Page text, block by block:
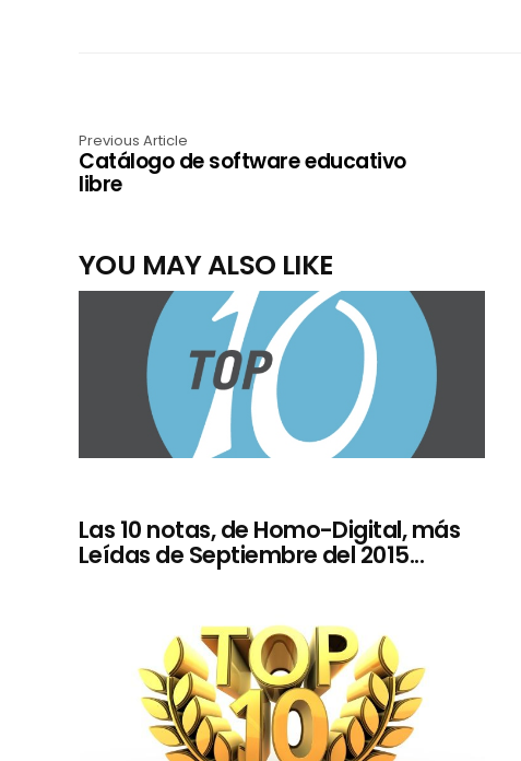
Previous Article
Catálogo de software educativo
libre
YOU MAY ALSO LIKE
Las 10 notas, de Homo-Digital, más
Leídas de Septiembre del 2015...